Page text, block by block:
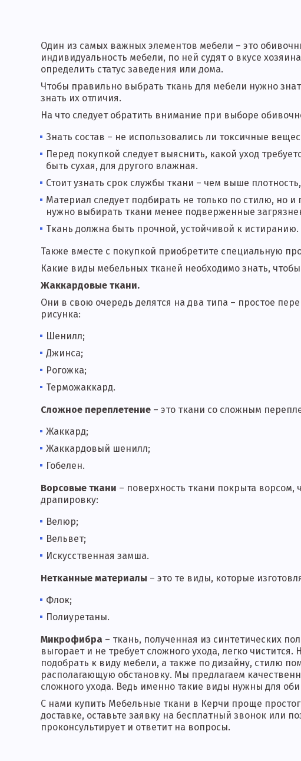
Один из самых важных элементов мебели – это
индивидуальность мебели, по ней судят о вкусе
определить статус заведения или дома.
Чтобы правильно выбрать ткань для мебели нужно
знать их отличия.
На что следует обратить внимание при выборе
Знать состав – не использовались ли токсичные
Перед покупкой следует выяснить, какой уход
быть сухая, для другого влажная.
Стоит узнать срок службы ткани – чем выше
Материал следует подбирать не только по стилю, но
нужно выбирать ткани менее подверженные
Ткань должна быть прочной, устойчивой к истиранию.
Также вместе с покупкой приобретите специальную
Какие виды мебельных тканей необходимо знать,
Жаккардовые ткани.
Они в свою очередь делятся на два типа – простое
рисунка:
Шенилл;
Джинса;
Рогожка;
Терможаккард.
Сложное переплетение – это ткани со сложным
Жаккард;
Жаккардовый шенилл;
Гобелен.
Ворсовые ткани – поверхность ткани покрыта ворсом,
драпировку:
Велюр;
Вельвет;
Искусственная замша.
Нетканные материалы – это те виды, которые
Флок;
Полиуретаны.
Микрофибра – ткань, полученная из синтетических
выгорает и не требует сложного ухода, легко
подобрать к виду мебели, а также по дизайну, стилю
располагающую обстановку. Мы предлагаем
сложного ухода. Ведь именно такие виды нужны для
С нами купить Мебельные ткани в Керчи проще
доставке, оставьте заявку на бесплатный звонок или
проконсультирует и ответит на вопросы.